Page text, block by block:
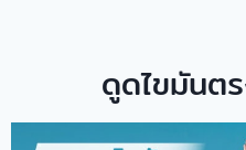
ดูดไขมันต